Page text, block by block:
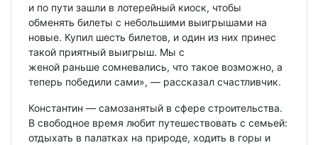
и по пути зашли в лотерейный киоск, чтобы
обменять билеты с небольшими выигрышами на
новые. Купил шесть билетов, и один из них принес
такой приятный выигрыш. Мы с
женой раньше сомневались, что такое возможно, а
теперь победили сами», — рассказал счастливчик.
Константин — самозанятый в сфере строительства.
В свободное время любит путешествовать с семьей:
отдыхать в палатках на природе, ходить в горы и